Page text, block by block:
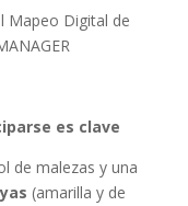
Mapeo Digital de
es clave
de malezas y una
(amarilla y de